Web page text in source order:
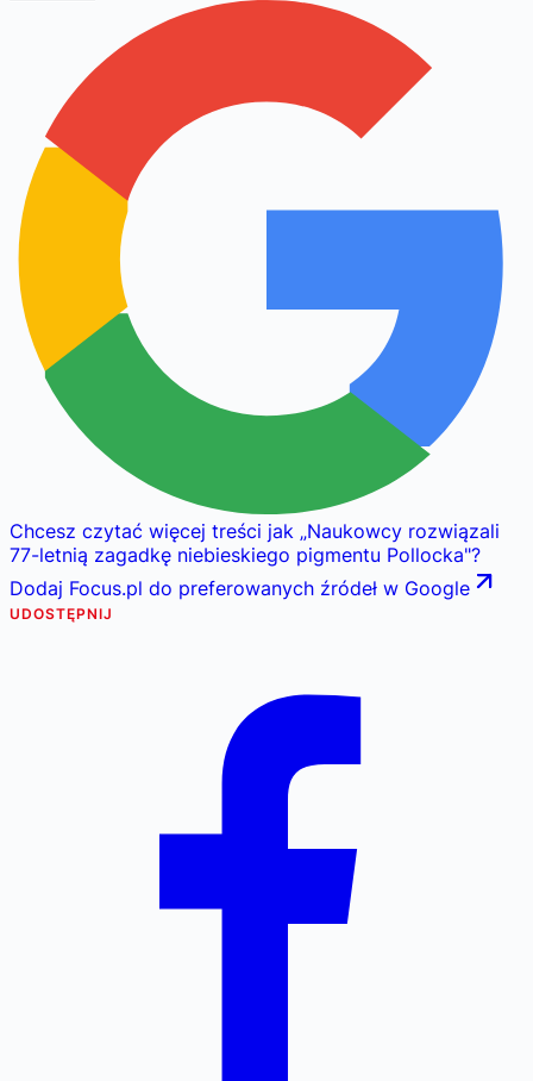
Chcesz czytać więcej treści jak „Naukowcy rozwiązali
77-letnią zagadkę niebieskiego pigmentu Pollocka"?
Dodaj Focus.pl do preferowanych źródeł w Google
UDOSTĘPNIJ